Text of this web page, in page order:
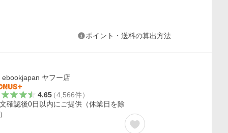
ポイント・送料の算出方法
ebookjapan ヤフー店
4.65（4,566件）
確認後0日以内にご提供（休業日を除